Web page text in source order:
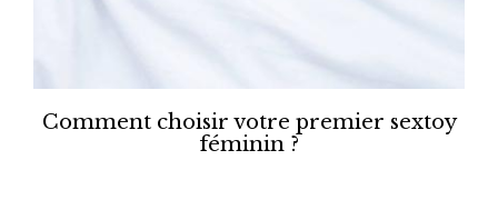
Comment choisir votre premier sextoy
féminin ?